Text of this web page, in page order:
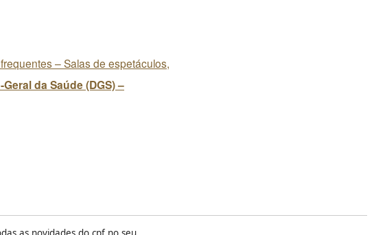
– Salas de espetáculos,
da Saúde (DGS) –